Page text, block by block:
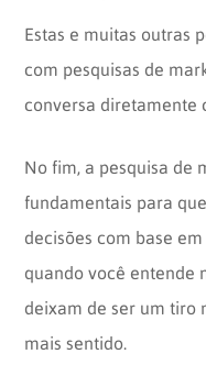
Estas e muitas outras
com pesquisas de
conversa diretamente
No fim, a pesquisa de
fundamentais para
decisões com base
quando você entende
deixam de ser um tiro
mais sentido.